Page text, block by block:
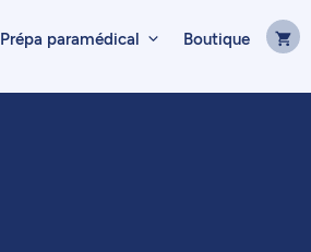
Prépa paramédical Boutique